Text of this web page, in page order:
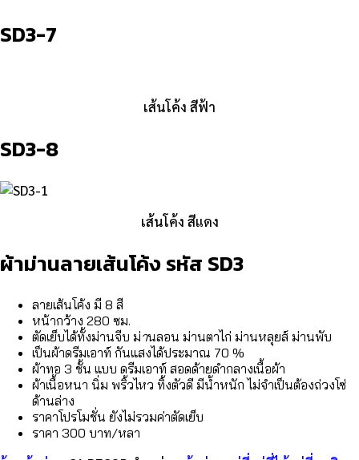
SD3-7
เส้นโค้ง สีฟ้า
SD3-8
เส้นโค้ง สีแดง
ผ้าม่านลายเส้นโค้ง รหัส SD3
ลายเส้นโค้ง มี 8 สี
หน้ากว้าง 280 ซม.
ตัดเย็บได้ทั้งม่านจีบ ม่านลอน ม่านตาไก่ ม่านหลุยส์ ม่านพับ
เป็นผ้าดรีมเอาท์ กันแสงได้ประมาณ 70 %
ผ้าทอ 3 ชั้น แบบ ดรีมเอาท์ สอดด้ายดำกลางเนื้อผ้า
ผ้าเนื้อหนา นิ่ม พริ้วไหว ทิ้งตัวดี มีน้ำหนัก ไม่จำเป็นต้องถ่วงโซ่
ด้านล่าง
ราคาโปรโมชั่น ยังไม่รวมค่าตัดเย็บ
ราคา 300 บาท/หลา